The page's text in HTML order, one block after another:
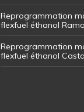
Reprogrammation
flexfuel éthanol
Reprogrammation
flexfuel éthanol